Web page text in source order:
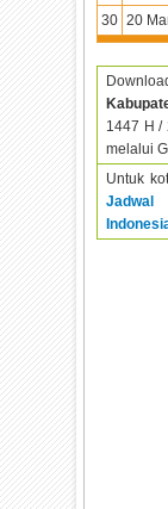
30 20
1447 H /
melalui
Untuk